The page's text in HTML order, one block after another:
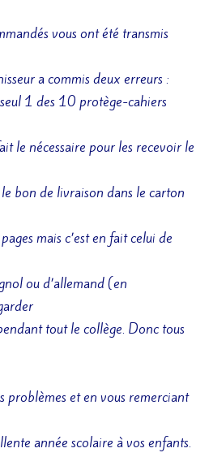
vous ont été transmis
a commis deux erreurs :
1 des 10 protège-cahiers
le nécessaire pour les recevoir le
bon de livraison dans le carton
mais c’est en fait celui de
ou d’allemand (en
tout le collège. Donc tous
problèmes et en vous remerciant
année scolaire à vos enfants.